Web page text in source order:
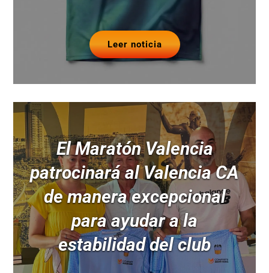
Leer noticia
El Maratón Valencia
patrocinará al Valencia CA
de manera excepcional
para ayudar a la
estabilidad del club